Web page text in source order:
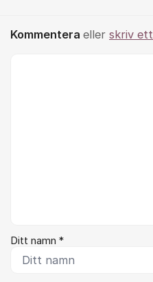
Kommentera eller skriv
Ditt namn *